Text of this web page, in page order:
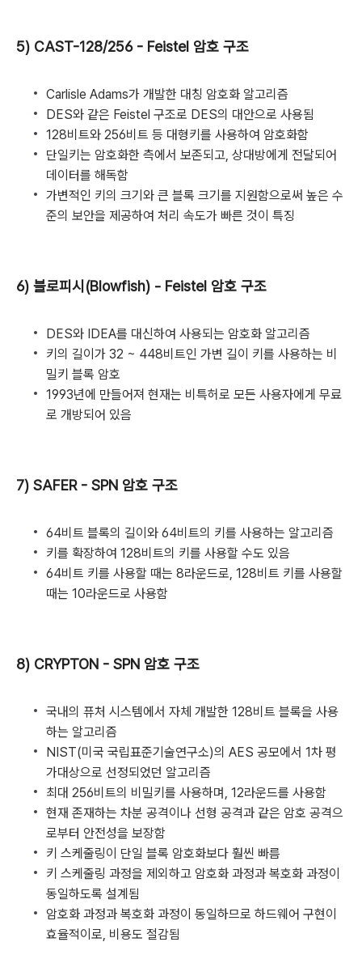
5) CAST-128/256 - Feistel 암호 구조
Carlisle Adams가 개발한 대칭 암호화 알고리즘
DES와 같은 Feistel 구조로 DES의 대안으로 사용됨
128비트와 256비트 등 대형키를 사용하여 암호화함
단일키는 암호화한 측에서 보존되고, 상대방에게 전달되어
데이터를 해독함
가변적인 키의 크기와 큰 블록 크기를 지원함으로써 높은 수
준의 보안을 제공하여 처리 속도가 빠른 것이 특징
6) 블로피시(Blowfish) - Feistel 암호 구조
DES와 IDEA를 대신하여 사용되는 암호화 알고리즘
키의 길이가 32 ~ 448비트인 가변 길이 키를 사용하는 비
밀키 블록 암호
1993년에 만들어져 현재는 비특허로 모든 사용자에게 무료
로 개방되어 있음
7) SAFER - SPN 암호 구조
64비트 블록의 길이와 64비트의 키를 사용하는 알고리즘
키를 확장하여 128비트의 키를 사용할 수도 있음
64비트 키를 사용할 때는 8라운드로, 128비트 키를 사용할
때는 10라운드로 사용함
8) CRYPTON - SPN 암호 구조
국내의 퓨처 시스템에서 자체 개발한 128비트 블록을 사용
하는 알고리즘
NIST(미국 국립표준기술연구소)의 AES 공모에서 1차 평
가대상으로 선정되었던 알고리즘
최대 256비트의 비밀키를 사용하며, 12라운드를 사용함
현재 존재하는 차분 공격이나 선형 공격과 같은 암호 공격으
로부터 안전성을 보장함
키 스케줄링이 단일 블록 암호화보다 훨씬 빠름
키 스케줄링 과정을 제외하고 암호화 과정과 복호화 과정이
동일하도록 설계됨
암호화 과정과 복호화 과정이 동일하므로 하드웨어 구현이
효율적이로, 비용도 절감됨